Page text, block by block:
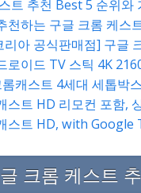
트 추천 Best 5 순위와
천하는 구글 크롬 케스
리아 공식판매점] 구글
로이드 TV 스틱 4K
캐스트 4세대 세톱박
스트 HD 리모컨 포함,
스트 HD, with Google
크롬 케스트